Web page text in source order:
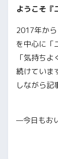
ようこそ『
2017年か
を中心に「
「気持ち
続けていま
しながら記
—今日もお